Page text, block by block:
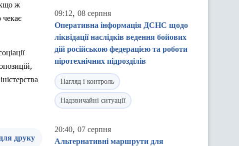
ж
друку
09:12, 08 серпня
Оперативна інформація ДСНС щодо
ліквідації наслідків ведення бойових
дій російською федерацією та роботи
піротехнічних підрозділів
Нагляд і контроль
Надзвичайні ситуації
20:40, 07 серпня
Альтернативні маршрути для